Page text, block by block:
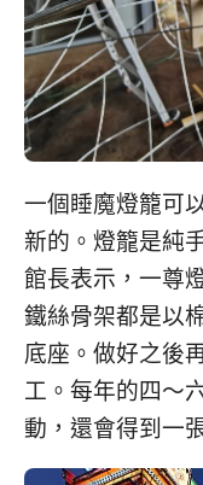
一個睡魔燈籠可
新的。燈籠是純
館長表示，一尊
鐵絲骨架都是以
底座。做好之後
工。每年的四～
動，還會得到一